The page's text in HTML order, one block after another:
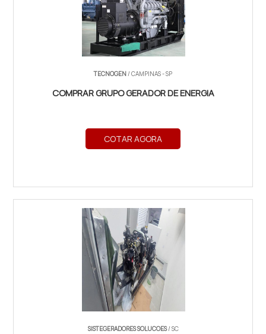
TECNOGEN/ CAMPINAS - SP
COMPRAR GRUPO GERADOR DE ENERGIA
COTAR AGORA
SISTEGERADORES SOLUCOES/ SC